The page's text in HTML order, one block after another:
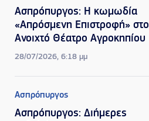
Ασπρόπυργος: Η κωμωδία
«Απρόσμενη Επιστροφή» στο
Ανοιχτό Θέατρο Αγροκηπίου
28/07/2026, 6:18 μμ
Ασπρόπυργος
Ασπρόπυργος: Διήμερες